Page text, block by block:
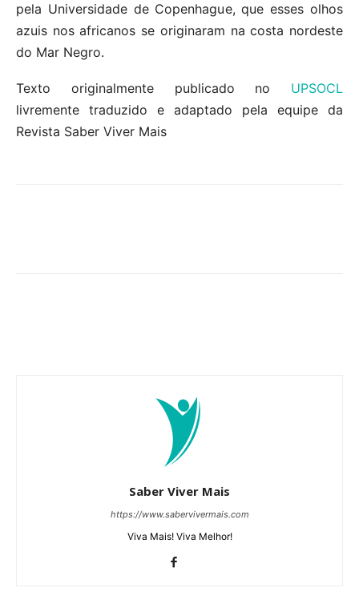
pela Universidade de Copenhague, que esses olhos
azuis nos africanos se originaram na costa nordeste
do Mar Negro.
Texto originalmente publicado no UPSOCL
livremente traduzido e adaptado pela equipe da
Revista Saber Viver Mais
Saber Viver Mais
https://www.sabervivermais.com
Viva Mais! Viva Melhor!